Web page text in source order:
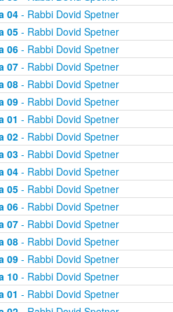
04- Rabbi Dovid Spetner
05- Rabbi Dovid Spetner
06- Rabbi Dovid Spetner
07- Rabbi Dovid Spetner
08- Rabbi Dovid Spetner
09- Rabbi Dovid Spetner
01 - Rabbi Dovid Spetner
02- Rabbi Dovid Spetner
03- Rabbi Dovid Spetner
04- Rabbi Dovid Spetner
05- Rabbi Dovid Spetner
06- Rabbi Dovid Spetner
07- Rabbi Dovid Spetner
08- Rabbi Dovid Spetner
09- Rabbi Dovid Spetner
10- Rabbi Dovid Spetner
01 - Rabbi Dovid Spetner